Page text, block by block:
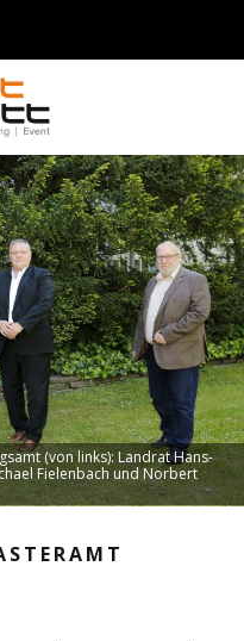
(von links): Landrat Hans-
Fielenbach und Norbert